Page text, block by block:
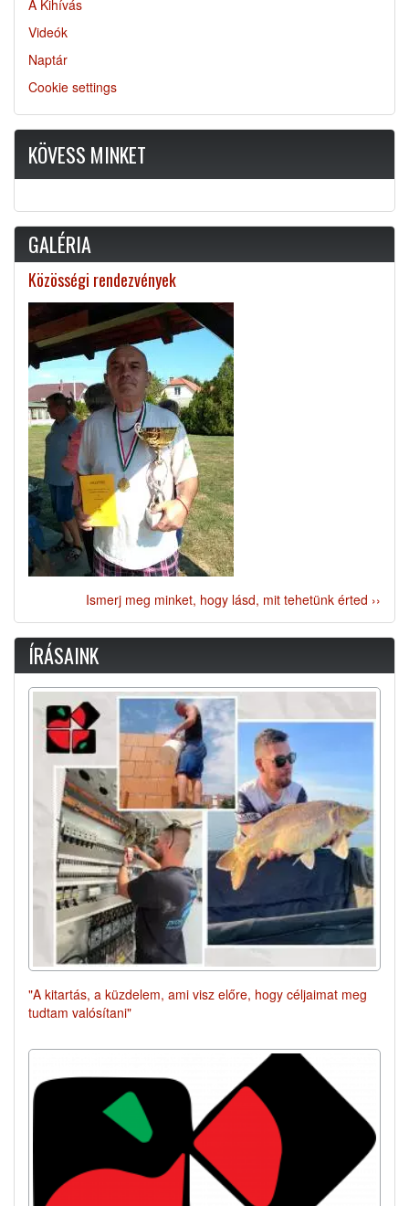
A Kihívás
Videók
Naptár
Cookie settings
KÖVESS MINKET
GALÉRIA
Közösségi rendezvények
Ismerj meg minket, hogy lásd, mit tehetünk érted ››
ÍRÁSAINK
"A kitartás, a küzdelem, ami visz előre, hogy céljaimat meg
tudtam valósítani"